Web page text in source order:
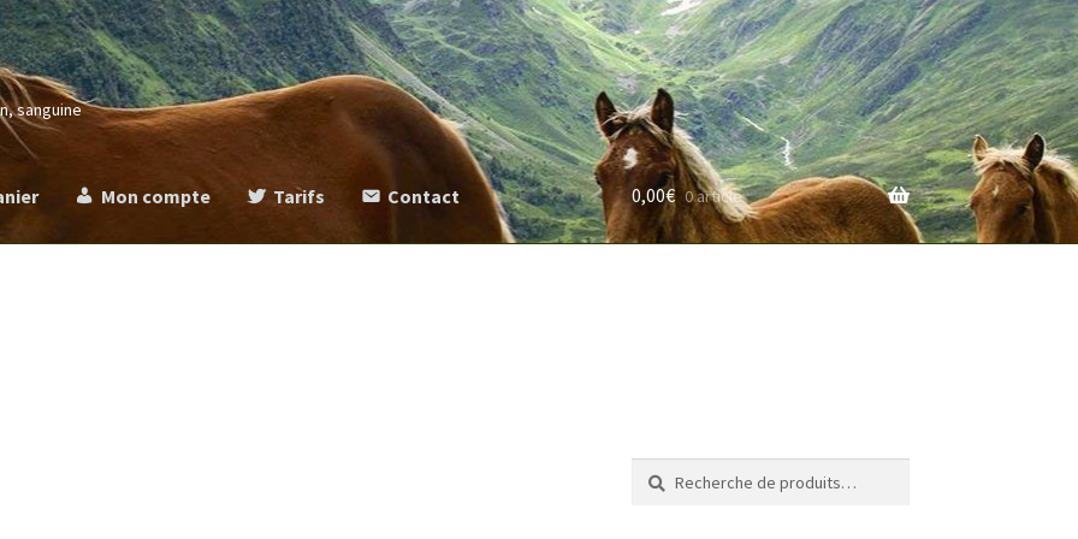
sanguine
Mon compte Tarifs Contact 0,00€ 0 article
Recherche
pour :
Recherche